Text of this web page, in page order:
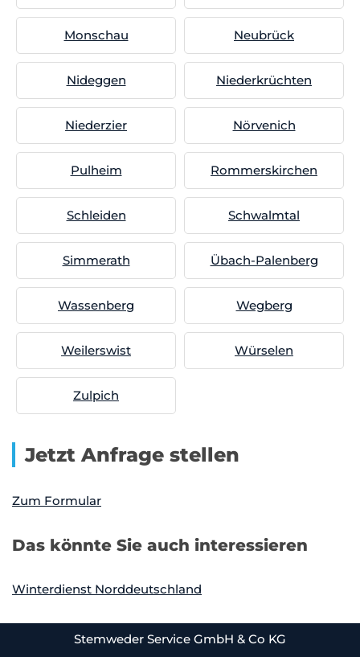
Monschau Neubrück
Nideggen Niederkrüchten
Niederzier Nörvenich
Pulheim Rommerskirchen
Schleiden Schwalmtal
Simmerath Übach-Palenberg
Wassenberg Wegberg
Weilerswist Würselen
Zulpich
Jetzt Anfrage stellen
Zum Formular
Das könnte Sie auch interessieren
Winterdienst Norddeutschland
Stemweder Service GmbH & Co KG